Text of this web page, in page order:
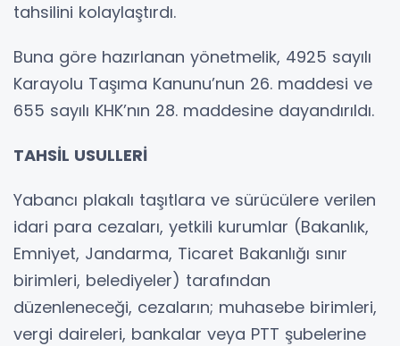
tahsilini kolaylaştırdı.
Buna göre hazırlanan yönetmelik, 4925 sayılı
Karayolu Taşıma Kanunu’nun 26. maddesi ve
655 sayılı KHK’nın 28. maddesine dayandırıldı.
TAHSİL USULLERİ
Yabancı plakalı taşıtlara ve sürücülere verilen
idari para cezaları, yetkili kurumlar (Bakanlık,
Emniyet, Jandarma, Ticaret Bakanlığı sınır
birimleri, belediyeler) tarafından
düzenleneceği, cezaların; muhasebe birimleri,
vergi daireleri, bankalar veya PTT şubelerine